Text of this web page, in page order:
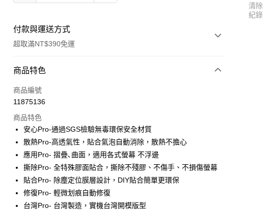
付款與運送方式
超取滿NT$390免運
付款方式
信用卡一次付款
LINE Pay
Apple Pay
街口支付
悠遊付
全盈+PAY
商品特色
商品編號
11875136
商品特色
安心Pro-通過SGS檢驗無毒環保安全材質
散熱Pro-高透氣性，貼合氣泡自動消除，散熱不擔心
應用Pro- 摺疊､曲面，適用各式螢幕 不浮邊
撕除Pro- 全特殊膠面貼合，撕除不殘膠、不傷手、不損傷螢幕
貼合Pro- 除塵定位膜層設計，DIY貼合簡單更環保
修復Pro- 輕微划痕自動修復
台灣Pro- 台灣製造，實機台灣開模版型
清除
紀錄